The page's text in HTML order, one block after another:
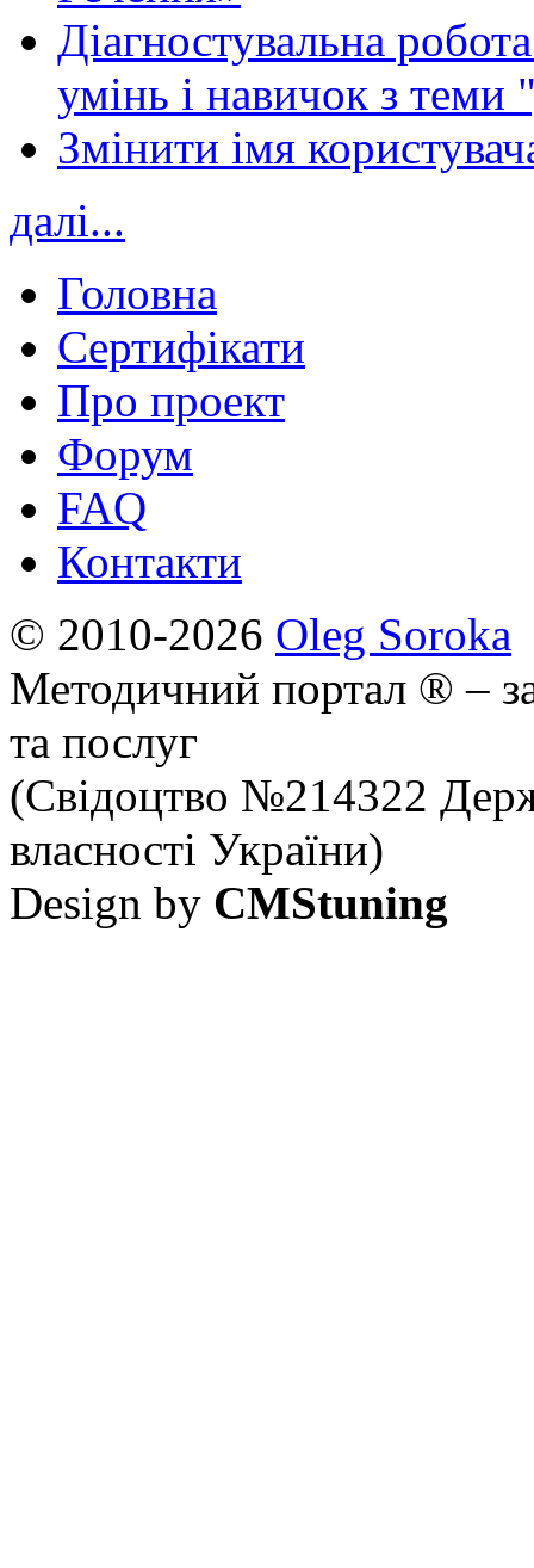
Діагностувальна
умінь і навичок з теми
Змінити імя
далі...
Головна
Сертифікати
Про проект
Форум
FAQ
Контакти
© 2010-2026 Oleg Soroka
Методичний портал ® –
та послуг
(Свідоцтво №214322
власності України)
Design by CMStuning